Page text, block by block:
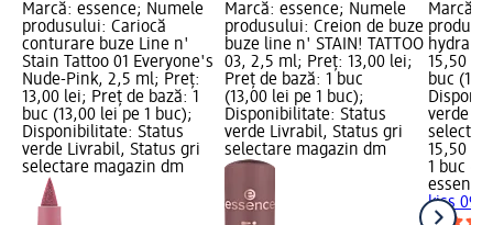
Marcă: essence; Numele
produsului: Cariocă
conturare buze Line n'
Stain Tattoo 01 Everyone's
Nude-Pink, 2,5 ml; Preț:
13,00 lei; Preț de bază: 1
buc (13,00 lei pe 1 buc);
Disponibilitate: Status
verde Livrabil, Status gri
selectare magazin dm
Marcă: essence; Numele
produsului: Creion de buze
buze line n' STAIN! TATTOO
03, 2,5 ml; Preț: 13,00 lei;
Preț de bază: 1 buc
(13,00 lei pe 1 buc);
Disponibilitate: Status
verde Livrabil, Status gri
selectare magazin dm
Marcă:
hydra
15,50
buc
verde
15,50 lei
1 buc
essence
kiss 09,